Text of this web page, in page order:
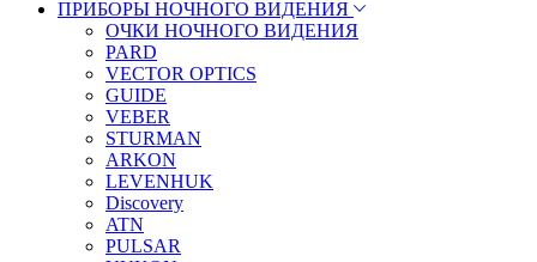
ПРИБОРЫ НОЧНОГО ВИДЕНИЯ
ОЧКИ НОЧНОГО ВИДЕНИЯ
PARD
VECTOR OPTICS
GUIDE
VEBER
STURMAN
ARKON
LEVENHUK
Discovery
ATN
PULSAR